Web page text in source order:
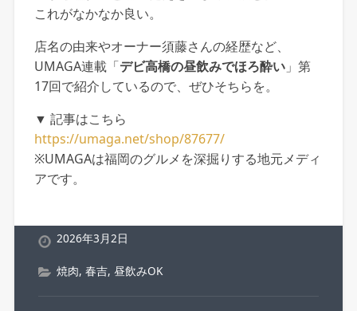
これがなかなか良い。
店名の由来やオーナー須藤さんの経歴など、
UMAGA連載「デビ高橋の昼飲みでほろ酔い」第
17回で紹介しているので、ぜひそちらを。
▼ 記事はこちら
https://umaga.net/shop/87677/
※UMAGAは福岡のグルメを深掘りする地元メディ
アです。
2026年3月2日
焼肉, 春吉, 昼飲みOK